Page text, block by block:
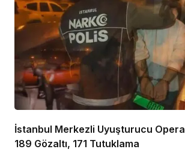
İstanbul Merkezli Uyuşturucu
189 Gözaltı, 171 Tutuklama